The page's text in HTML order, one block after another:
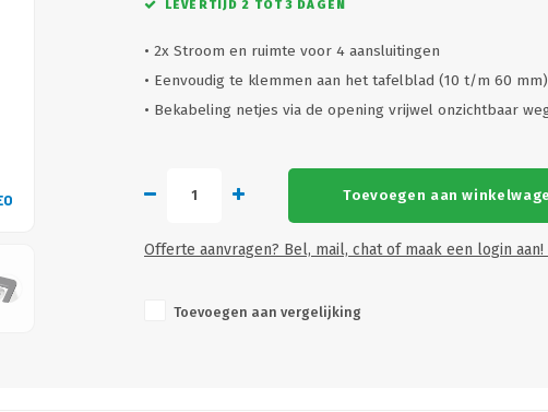
VIDEO
LEVERTIJD 2 TOT 3 DAGEN
• 2x Stroom en ruimte voor 4 aansluitingen
• Eenvoudig te klemmen aan het tafelblad (10 t/m 60 mm)
• Bekabeling netjes via de opening vrijwel onzichtbaar
Toevoegen aan
Offerte aanvragen? Bel, mail, chat of maak een login
Toevoegen aan vergelijking